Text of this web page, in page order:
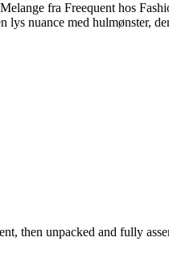
fra Freequent hos
nuance med hulmønster,
then unpacked and fully